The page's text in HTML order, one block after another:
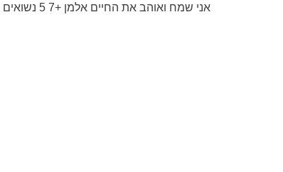
אני שמח ואוהב את החיים אלמן +7 5 נשואים 2 גדולים מרגיש לבד רוצה להכיר מישהי שמתאימה לי אשה של בית אשה צנועה ונראית טוב למטרה רצינית מאוד